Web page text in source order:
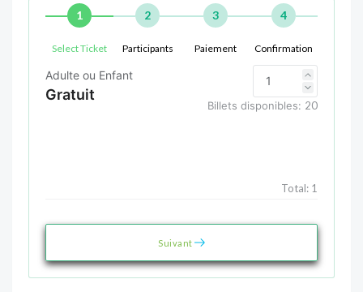
1
Select Ticket
2
Participants
3
Paiement
4
Confirmation
Adulte ou Enfant
Gratuit
Billets disponibles: 20
Total: 1
Suivant